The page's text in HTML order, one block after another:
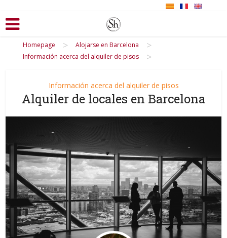
Homepage > Alojarse en Barcelona >
Información acerca del alquiler de pisos >
Información acerca del alquiler de pisos
Alquiler de locales en Barcelona